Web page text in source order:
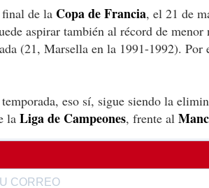
de la Copa de Francia, el 21 de
aspirar también al récord de menor
(21, Marsella en la 1991-1992). Por
eso sí, sigue siendo la
la Liga de Campeones, frente al